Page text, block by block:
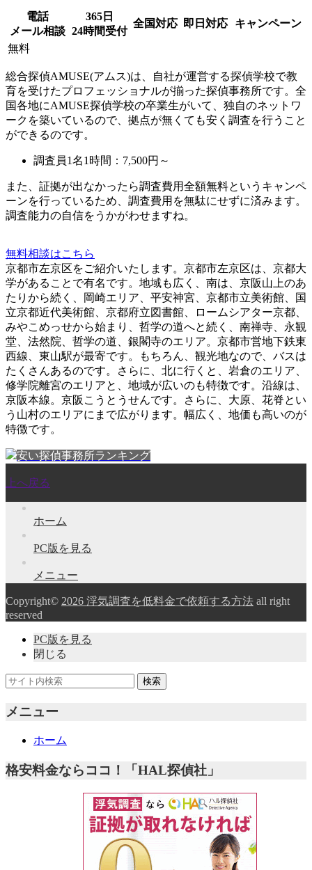
電話
メール相談
365日
24時間受付
全国対応 即日対応 キャンペーン
無料
総合探偵AMUSE(アムス)は、自社が運営する探偵学校で教
育を受けたプロフェッショナルが揃った探偵事務所です。全
国各地にAMUSE探偵学校の卒業生がいて、独自のネットワ
ークを築いているので、拠点が無くても安く調査を行うこと
ができるのです。
調査員1名1時間： 7,500円～
また、 証拠が出なかったら調査費用全額無料というキャンペ
ーンを行っているため、調査費用を無駄にせずに済みます。
調査能力の自信をうかがわせますね。
無料相談はこちら
京都市左京区をご紹介いたします。京都市左京区は、京都大
学があることで有名です。地域も広く、南は、京阪山上のあ
たりから続く、岡崎エリア、平安神宮、京都市立美術館、国
立京都近代美術館、京都府立図書館、ロームシアター京都、
みやこめっせから始まり、哲学の道へと続く、南禅寺、永観
堂、法然院、哲学の道、銀閣寺のエリア。京都市営地下鉄東
西線、東山駅が最寄です。もちろん、観光地なので、バスは
たくさんあるのです。さらに、北に行くと、岩倉のエリア、
修学院離宮のエリアと、地域が広いのも特徴です。沿線は、
京阪本線。京阪こうとうせんです。さらに、大原、花脊とい
う山村のエリアにまで広がります。幅広く、地価も高いのが
特徴です。
安い探偵事務所ランキング
上へ戻る
ホーム
PC版を見る
メニュー
Copyright© 2026 浮気調査を低料金で依頼する方法 all right
reserved
PC版を見る
閉じる
メニュー
ホーム
格安料金ならココ！「HAL探偵社」